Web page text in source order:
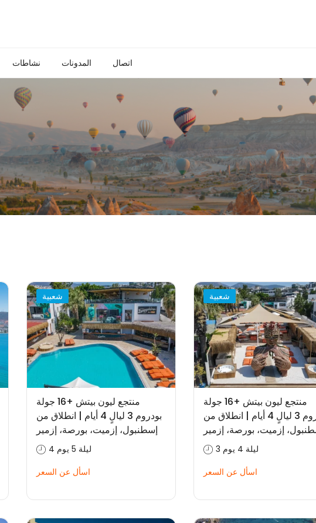
نشاطات المدونات اتصال
شعبية
منتجع ليون بيتش +16 جولة
بودروم 3 ليالٍ 4 أيام | انطلاق من
إسطنبول، إزميت، بورصة، إزمير
4 ليلة 5 يوم
اسأل عن السعر
شعبية
منتجع ليون بيتش +16 جولة
بودروم 3 ليالٍ 4 أيام | انطلاق من
إزميت، بورصة، إزمير
3 ليلة 4 يوم
اسأل عن السعر